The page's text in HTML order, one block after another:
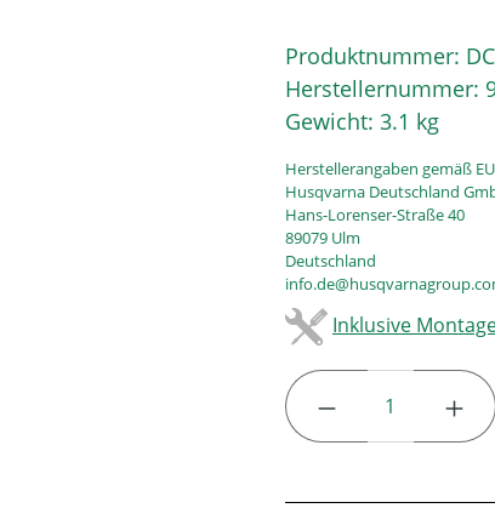
Produktnummer:
Herstellernummer:
Gewicht: 3.1 kg
Herstellerangaben gemäß
Husqvarna Deutschland
Hans-Lorenser-Straße 40
89079 Ulm
Deutschland
Inklusive
Produkt